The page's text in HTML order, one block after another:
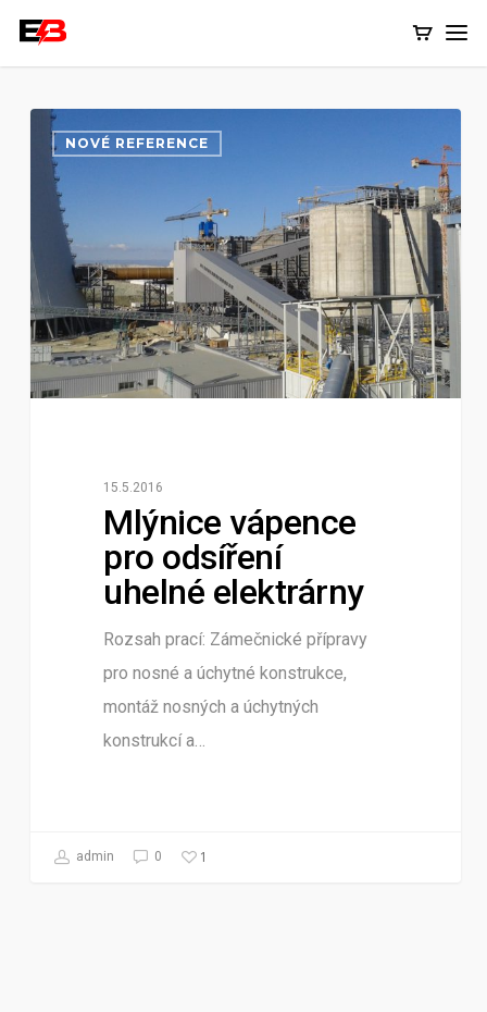
NOVÉ REFERENCE
15.5.2016
Mlýnice vápence
pro odsíření
uhelné elektrárny
Rozsah prací: Zámečnické přípravy
pro nosné a úchytné konstrukce,
montáž nosných a úchytných
konstrukcí a…
admin 0 1